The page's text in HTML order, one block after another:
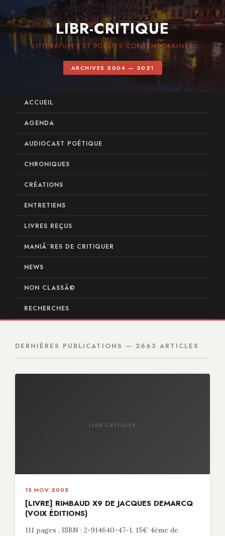
LIBR-CRITIQUE
LITTÉRATURES ET POÉSIES CONTEMPORAINES
ARCHIVES 2004 — 2021
ACCUEIL
AGENDA
AUDIOCAST POÉTIQUE
CHRONIQUES
CRÉATIONS
ENTRETIENS
LIVRES REÇUS
MANIÃ¨RES DE CRITIQUER
NEWS
NON CLASSÃ©
RECHERCHES
DERNIÈRES PUBLICATIONS — 2663 ARTICLES
LIBR-CRITIQUE
15 NOV 2005
[LIVRE] RIMBAUD X9 DE JACQUES DEMARCQ
(VOIX ÉDITIONS)
111 pages , ISBN : 2-914640-47-1, 15€ 4ème de